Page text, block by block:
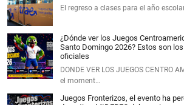
El regreso a clases para el año
¿Dónde ver los Juegos
Santo Domingo 2026? Estos son
oficiales
DONDE VER LOS JUEGOS CENTRO
el moment…
Juegos Fronterizos, el evento ha